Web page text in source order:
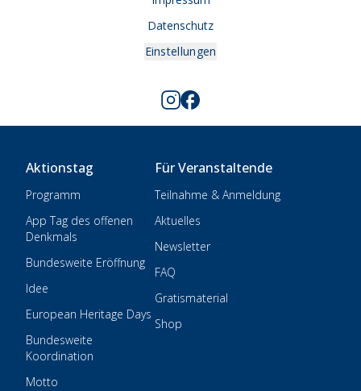
Datenschutz
Einstellungen
Aktionstag
Programm
App Tag des offenen
Denkmals
Bundesweite Eröffnung
Idee
European Heritage Days
Bundesweite
Koordination
Motto
Für Veranstaltende
Teilnahme & Anmeldung
Aktuelles
Newsletter
FAQ
Gratismaterial
Shop